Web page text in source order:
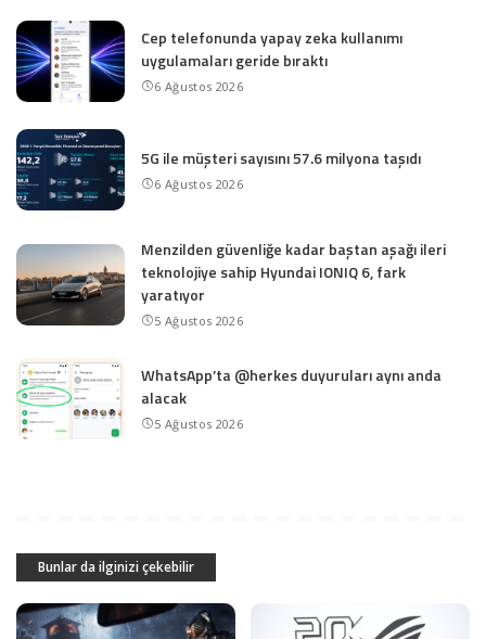
Cep telefonunda yapay zeka kullanımı
uygulamaları geride bıraktı
6 Ağustos 2026
5G ile müşteri sayısını 57.6 milyona taşıdı
6 Ağustos 2026
Menzilden güvenliğe kadar baştan aşağı ileri
teknolojiye sahip Hyundai IONIQ 6, fark
yaratıyor
5 Ağustos 2026
WhatsApp’ta @herkes duyuruları aynı anda
alacak
5 Ağustos 2026
Bunlar da ilginizi çekebilir